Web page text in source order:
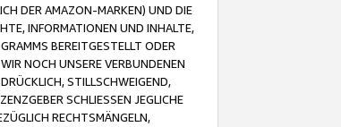
DER AMAZON-MARKEN) UND DIE
INFORMATIONEN UND INHALTE,
BEREITGESTELLT ODER
NOCH UNSERE VERBUNDENEN
STILLSCHWEIGEND,
SCHLIESSEN JEGLICHE
RECHTSMÄNGELN,